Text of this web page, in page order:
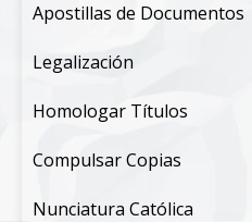
Apostillas de Documentos
Legalización
Homologar Títulos
Compulsar Copias
Nunciatura Católica